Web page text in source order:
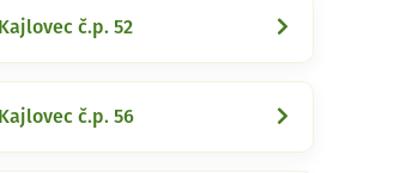
Kajlovec č.p. 52
Kajlovec č.p. 56